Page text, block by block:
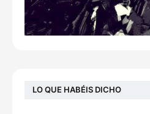
LO QUE HABÉIS DICHO